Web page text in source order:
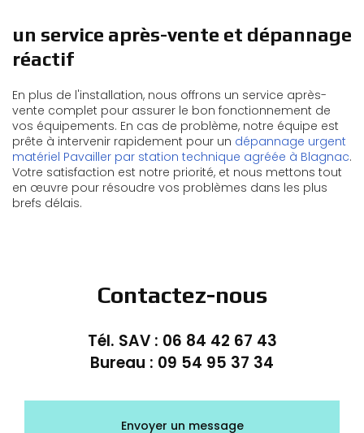
un service après-vente et dépannage
réactif
En plus de l'installation, nous offrons un service après-
vente complet pour assurer le bon fonctionnement de
vos équipements. En cas de problème, notre équipe est
prête à intervenir rapidement pour un dépannage urgent
matériel Pavailler par station technique agréée à Blagnac.
Votre satisfaction est notre priorité, et nous mettons tout
en œuvre pour résoudre vos problèmes dans les plus
brefs délais.
Contactez-nous
Tél. SAV : 06 84 42 67 43
Bureau : 09 54 95 37 34
Envoyer un message